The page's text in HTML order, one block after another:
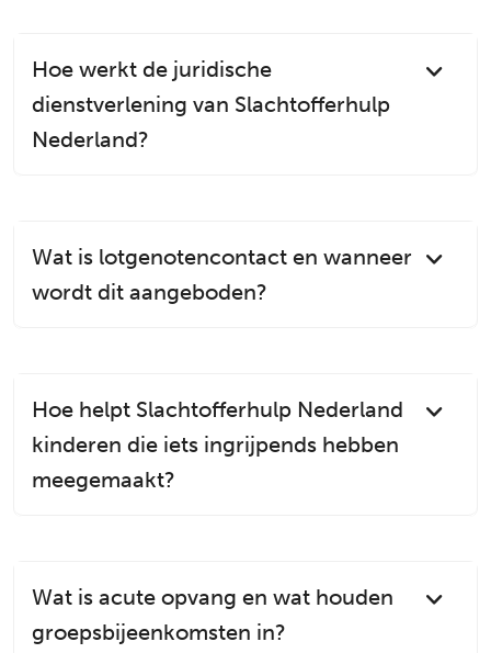
Hoe werkt de juridische
dienstverlening van Slachtofferhulp
Nederland?
Wat is lotgenotencontact en wanneer
wordt dit aangeboden?
Hoe helpt Slachtofferhulp Nederland
kinderen die iets ingrijpends hebben
meegemaakt?
Wat is acute opvang en wat houden
groepsbijeenkomsten in?